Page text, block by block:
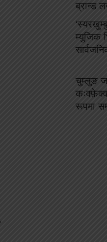
ब्रान्ड
म्युजिक
चुम्लुङ
रूपमा